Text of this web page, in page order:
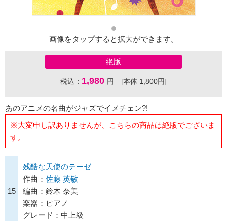
画像をタップすると拡大ができます。
絶版
税込： 1,980 円 [本体 1,800円]
あのアニメの名曲がジャズでイメチェン?!
※大変申し訳ありませんが、こちらの商品は絶版でございま
す。
15
残酷な天使のテーゼ
作曲： 佐藤 英敏
編曲：鈴木 奈美
楽器：ピアノ
グレード：中上級